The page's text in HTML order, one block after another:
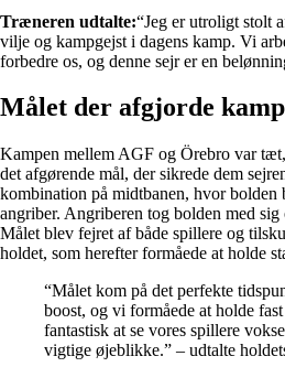
Træneren udtalte:“Jeg er utroligt stolt
vilje og kampgejst i dagens kamp. Vi
forbedre os, og denne sejr er en
Målet der afgjorde
Kampen mellem AGF og Örebro var
det afgørende mål, der sikrede dem
kombination på midtbanen, hvor bolden
angriber. Angriberen tog bolden med
Målet blev fejret af både spillere og
holdet, som herefter formåede at holde
“Målet kom på det perfekte
boost, og vi formåede at holde
fantastisk at se vores spillere
vigtige øjeblikke.” – udtalte